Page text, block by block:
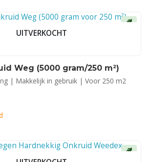
UITVERKOCHT
Weg (5000 gram/250 m²)
| Makkelijk in gebruik | Voor 250 m2
prijs